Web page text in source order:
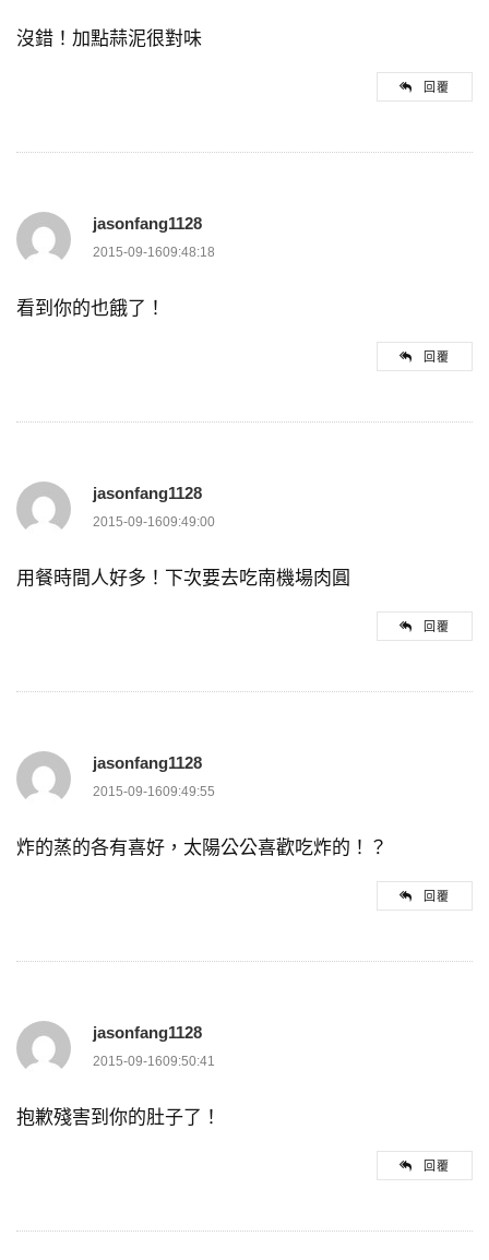
沒錯！加點蒜泥很對味
回覆
jasonfang1128
2015-09-1609:48:18
看到你的也餓了！
回覆
jasonfang1128
2015-09-1609:49:00
用餐時間人好多！下次要去吃南機場肉圓
回覆
jasonfang1128
2015-09-1609:49:55
炸的蒸的各有喜好，太陽公公喜歡吃炸的！？
回覆
jasonfang1128
2015-09-1609:50:41
抱歉殘害到你的肚子了！
回覆